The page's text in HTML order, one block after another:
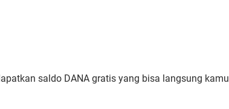
saldo DANA gratis yang bisa langsung kamu